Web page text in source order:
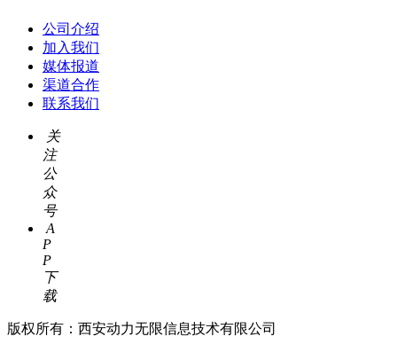
公司介绍
加入我们
媒体报道
渠道合作
联系我们
关
注
公
众
号
A
P
P
下
载
版权所有：西安动力无限信息技术有限公司